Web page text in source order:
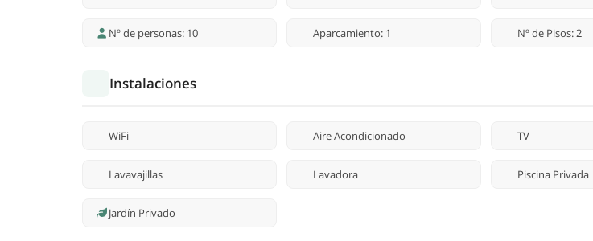
Nº de personas: 10 Aparcamiento: 1 Nº de Pisos: 2
Instalaciones
WiFi Aire Acondicionado TV
Lavavajillas Lavadora Piscina Privada
Jardín Privado